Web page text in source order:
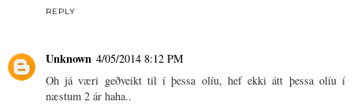
REPLY
Unknown 4/05/2014 8:12 PM
Oh já væri geðveikt til í þessa olíu, hef ekki átt þessa olíu í
næstum 2 ár haha..